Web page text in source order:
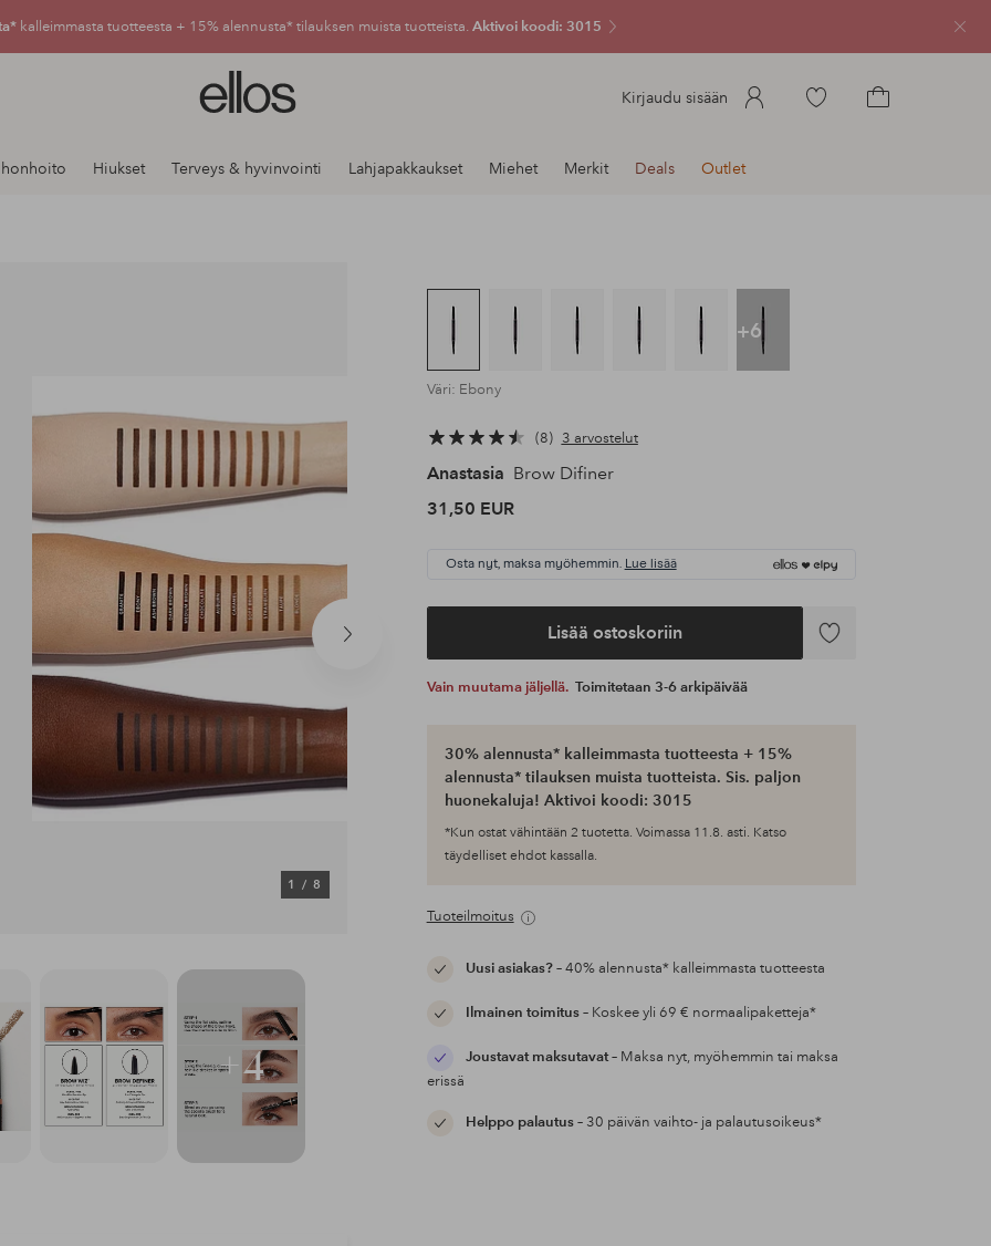
kalleimmasta tuotteesta + 15% alennusta* tilauksen muista tuotteista. Aktivoi koodi: 3015 Sulje
Ellos-
logo
siirry
Kirjaudu sisään
Siirry
Hiukset Terveys & hyvinvointi Lahjapakkaukset Miehet Merkit Deals Outlet
Seuraava
1/ 8
+6
Väri: Ebony
8 3 arvostelut
Anastasia Brow Difiner
31,50 EUR
Osta nyt, maksa myöhemmin. Lue lisää
Lisää ostoskoriin
Lisää
Vain muutama jäljellä. Toimitetaan 3-6 arkipäivää
30% alennusta* kalleimmasta tuotteesta + 15%
alennusta* tilauksen muista tuotteista. Sis. paljon
huonekaluja! Aktivoi koodi: 3015
*Kun ostat vähintään 2 tuotetta. Voimassa 11.8. asti. Katso
täydelliset ehdot kassalla.
Tuoteilmoitus
Uusi asiakas?– 40% alennusta* kalleimmasta tuotteesta
Ilmainen toimitus– Koskee yli 69 € normaalipaketteja*
Joustavat maksutavat– Maksa nyt, myöhemmin tai maksa
erissä
Helppo palautus– 30 päivän vaihto- ja palautusoikeus*
+4